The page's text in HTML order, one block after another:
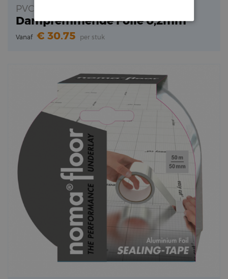
PVC
Dampremmende Folie 0,2mm
Vanaf 30.75 per stuk